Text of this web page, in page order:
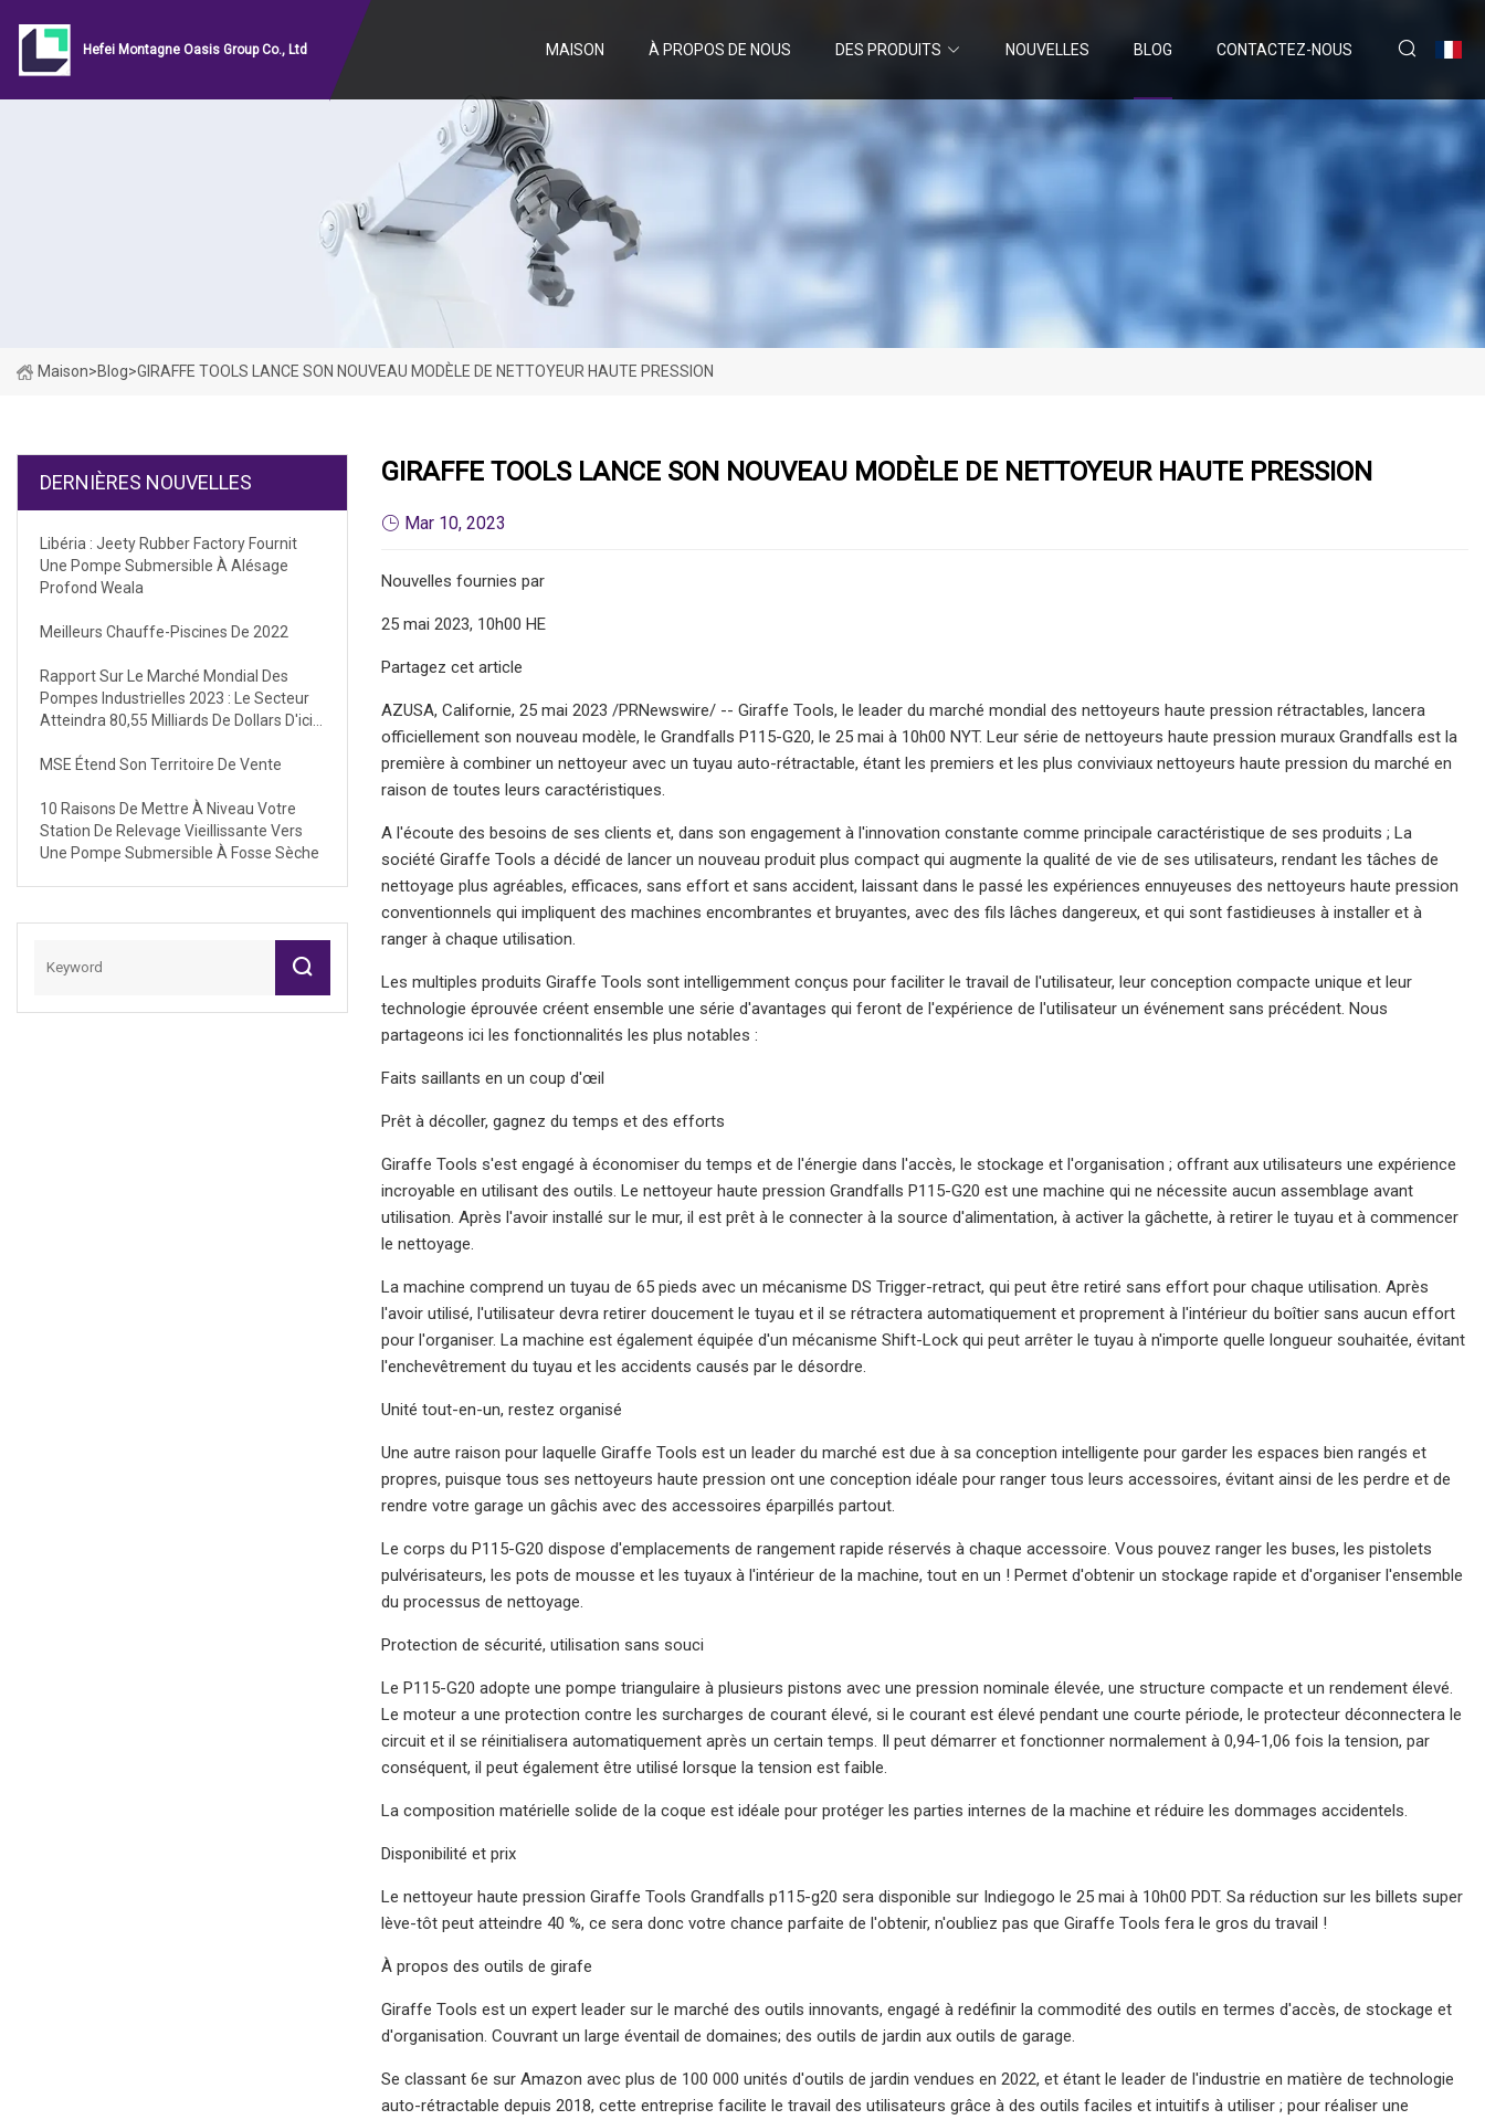
Hefei Montagne Oasis Group Co., Ltd MAISON À PROPOS DE NOUS DES PRODUITS NOUVELLES BLOG CONTACTEZ-NOUS
Maison>Blog>GIRAFFE TOOLS LANCE SON NOUVEAU MODÈLE DE NETTOYEUR HAUTE PRESSION
DERNIÈRES NOUVELLES
Libéria : Jeety Rubber Factory Fournit
Une Pompe Submersible À Alésage
Profond Weala
Meilleurs Chauffe-Piscines De 2022
Rapport Sur Le Marché Mondial Des
Pompes Industrielles 2023 : Le Secteur
Atteindra 80,55 Milliards De Dollars D'ici
MSE Étend Son Territoire De Vente
10 Raisons De Mettre À Niveau Votre
Station De Relevage Vieillissante Vers
Une Pompe Submersible À Fosse Sèche
GIRAFFE TOOLS LANCE SON NOUVEAU MODÈLE DE NETTOYEUR HAUTE PRESSION
Mar 10, 2023
Nouvelles fournies par
25 mai 2023, 10h00 HE
Partagez cet article
AZUSA, Californie, 25 mai 2023 /PRNewswire/ -- Giraffe Tools, le leader du marché mondial des nettoyeurs haute pression rétractables, lancera
officiellement son nouveau modèle, le Grandfalls P115-G20, le 25 mai à 10h00 NYT. Leur série de nettoyeurs haute pression muraux Grandfalls est la
première à combiner un nettoyeur avec un tuyau auto-rétractable, étant les premiers et les plus conviviaux nettoyeurs haute pression du marché en
raison de toutes leurs caractéristiques.
A l'écoute des besoins de ses clients et, dans son engagement à l'innovation constante comme principale caractéristique de ses produits ; La
société Giraffe Tools a décidé de lancer un nouveau produit plus compact qui augmente la qualité de vie de ses utilisateurs, rendant les tâches de
nettoyage plus agréables, efficaces, sans effort et sans accident, laissant dans le passé les expériences ennuyeuses des nettoyeurs haute pression
conventionnels qui impliquent des machines encombrantes et bruyantes, avec des fils lâches dangereux, et qui sont fastidieuses à installer et à
ranger à chaque utilisation.
Les multiples produits Giraffe Tools sont intelligemment conçus pour faciliter le travail de l'utilisateur, leur conception compacte unique et leur
technologie éprouvée créent ensemble une série d'avantages qui feront de l'expérience de l'utilisateur un événement sans précédent. Nous
partageons ici les fonctionnalités les plus notables :
Faits saillants en un coup d'œil
Prêt à décoller, gagnez du temps et des efforts
Giraffe Tools s'est engagé à économiser du temps et de l'énergie dans l'accès, le stockage et l'organisation ; offrant aux utilisateurs une expérience
incroyable en utilisant des outils. Le nettoyeur haute pression Grandfalls P115-G20 est une machine qui ne nécessite aucun assemblage avant
utilisation. Après l'avoir installé sur le mur, il est prêt à le connecter à la source d'alimentation, à activer la gâchette, à retirer le tuyau et à commencer
le nettoyage.
La machine comprend un tuyau de 65 pieds avec un mécanisme DS Trigger-retract, qui peut être retiré sans effort pour chaque utilisation. Après
l'avoir utilisé, l'utilisateur devra retirer doucement le tuyau et il se rétractera automatiquement et proprement à l'intérieur du boîtier sans aucun effort
pour l'organiser. La machine est également équipée d'un mécanisme Shift-Lock qui peut arrêter le tuyau à n'importe quelle longueur souhaitée, évitant
l'enchevêtrement du tuyau et les accidents causés par le désordre.
Unité tout-en-un, restez organisé
Une autre raison pour laquelle Giraffe Tools est un leader du marché est due à sa conception intelligente pour garder les espaces bien rangés et
propres, puisque tous ses nettoyeurs haute pression ont une conception idéale pour ranger tous leurs accessoires, évitant ainsi de les perdre et de
rendre votre garage un gâchis avec des accessoires éparpillés partout.
Le corps du P115-G20 dispose d'emplacements de rangement rapide réservés à chaque accessoire. Vous pouvez ranger les buses, les pistolets
pulvérisateurs, les pots de mousse et les tuyaux à l'intérieur de la machine, tout en un ! Permet d'obtenir un stockage rapide et d'organiser l'ensemble
du processus de nettoyage.
Protection de sécurité, utilisation sans souci
Le P115-G20 adopte une pompe triangulaire à plusieurs pistons avec une pression nominale élevée, une structure compacte et un rendement élevé.
Le moteur a une protection contre les surcharges de courant élevé, si le courant est élevé pendant une courte période, le protecteur déconnectera le
circuit et il se réinitialisera automatiquement après un certain temps. Il peut démarrer et fonctionner normalement à 0,94-1,06 fois la tension, par
conséquent, il peut également être utilisé lorsque la tension est faible.
La composition matérielle solide de la coque est idéale pour protéger les parties internes de la machine et réduire les dommages accidentels.
Disponibilité et prix
Le nettoyeur haute pression Giraffe Tools Grandfalls p115-g20 sera disponible sur Indiegogo le 25 mai à 10h00 PDT. Sa réduction sur les billets super
lève-tôt peut atteindre 40 %, ce sera donc votre chance parfaite de l'obtenir, n'oubliez pas que Giraffe Tools fera le gros du travail !
À propos des outils de girafe
Giraffe Tools est un expert leader sur le marché des outils innovants, engagé à redéfinir la commodité des outils en termes d'accès, de stockage et
d'organisation. Couvrant un large éventail de domaines; des outils de jardin aux outils de garage.
Se classant 6e sur Amazon avec plus de 100 000 unités d'outils de jardin vendues en 2022, et étant le leader de l'industrie en matière de technologie
auto-rétractable depuis 2018, cette entreprise facilite le travail des utilisateurs grâce à des outils faciles et intuitifs à utiliser ; pour réaliser une